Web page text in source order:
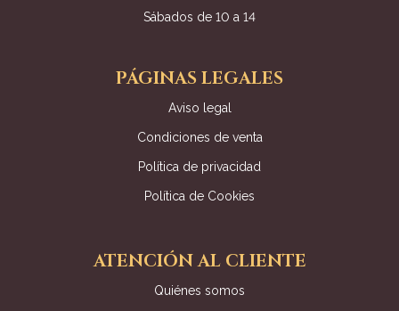
Sábados de 10 a 14
PÁGINAS LEGALES
Aviso legal
Condiciones de venta
Política de privacidad
Política de Cookies
ATENCIÓN AL CLIENTE
Quiénes somos